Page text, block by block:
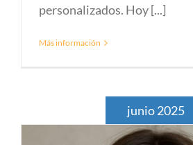
personalizados. Hoy [...]
Más información
junio 2025